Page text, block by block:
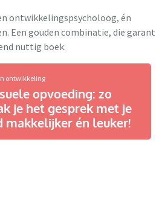
ontwikkelingspsycholoog, én
Een gouden combinatie, die garant
nuttig boek.
ontwikkeling
opvoeding: zo
je het gesprek met je
makkelijker én leuker!